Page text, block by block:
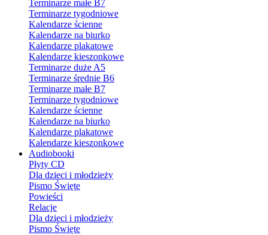
Terminarze małe B7
Terminarze tygodniowe
Kalendarze ścienne
Kalendarze na biurko
Kalendarze plakatowe
Kalendarze kieszonkowe
Terminarze duże A5
Terminarze średnie B6
Terminarze małe B7
Terminarze tygodniowe
Kalendarze ścienne
Kalendarze na biurko
Kalendarze plakatowe
Kalendarze kieszonkowe
Audiobooki
Płyty CD
Dla dzieci i młodzieży
Pismo Święte
Powieści
Relacje
Dla dzieci i młodzieży
Pismo Święte